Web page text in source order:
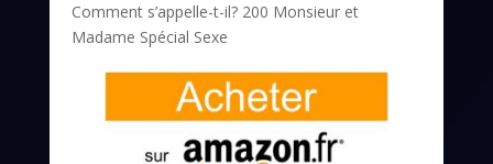
Comment s’appelle-t-il? 200 Monsieur et
Madame Spécial Sexe